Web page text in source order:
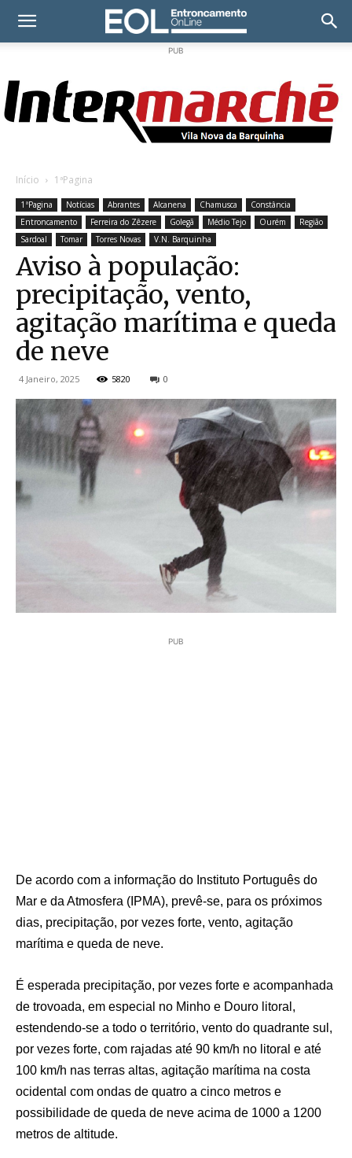
PUB
Início 1ªPagina
1ªPagina Notícias Abrantes Alcanena Chamusca
Constância
Entroncamento
Ferreira do Zêzere Golegã Médio Tejo Ourém
Região
Sardoal
Tomar Torres Novas V.N. Barquinha
Aviso à população:
precipitação, vento,
agitação marítima e queda
de neve
4 Janeiro, 2025 5820 0
PUB
De acordo com a informação do Instituto Português do
Mar e da Atmosfera (IPMA), prevê-se, para os próximos
dias, precipitação, por vezes forte, vento, agitação
marítima e queda de neve.
É esperada precipitação, por vezes forte e acompanhada
de trovoada, em especial no Minho e Douro litoral,
estendendo-se a todo o território, vento do quadrante sul,
por vezes forte, com rajadas até 90 km/h no litoral e até
100 km/h nas terras altas, agitação marítima na costa
ocidental com ondas de quatro a cinco metros e
possibilidade de queda de neve acima de 1000 a 1200
metros de altitude.